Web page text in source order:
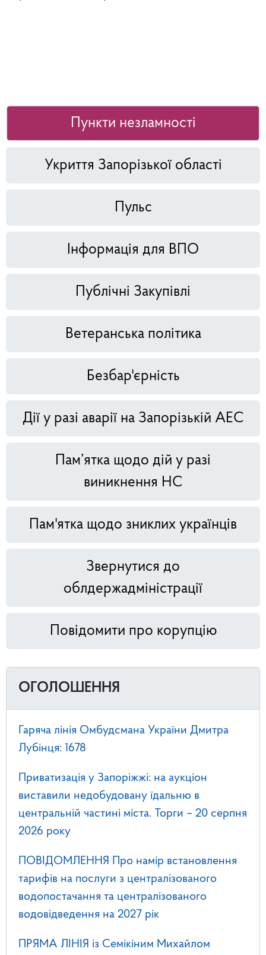
Пункти незламності
Укриття Запорізької області
Пульс
Інформація для ВПО
Публічні Закупівлі
Ветеранська політика
Безбар'єрність
Дії у разі аварії на Запорізькій АЕС
Пам’ятка щодо дій у разі
виникнення НС
Пам'ятка щодо зниклих українців
Звернутися до
облдержадміністрації
Повідомити про корупцію
ОГОЛОШЕННЯ
Гаряча лінія Омбудсмана України Дмитра
Лубінця: 1678
Приватизація у Запоріжжі: на аукціон
виставили недобудовану їдальню в
центральній частині міста. Торги – 20 серпня
2026 року
ПОВІДОМЛЕННЯ Про намір встановлення
тарифів на послуги з централізованого
водопостачання та централізованого
водовідведення на 2027 рік
ПРЯМА ЛІНІЯ із Семікіним Михайлом